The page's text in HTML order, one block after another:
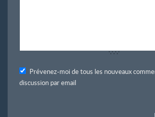
Prévenez-moi de tous les nouveaux
discussion par email